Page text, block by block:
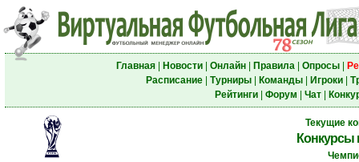
Главная| Новости| Онлайн| Правила| Опросы|
Расписание| Турниры| Команды| Игроки|
Рейтинги| Форум Чат|
Текущие
Конкурсы